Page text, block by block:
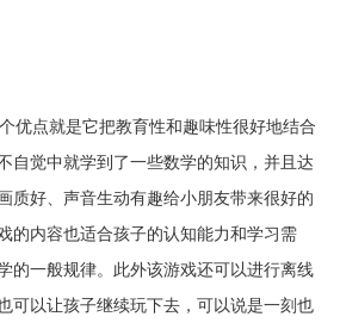
优点就是它把教育性和趣味性很好地结合
自觉中就学到了一些数学的知识，并且达
质好、声音生动有趣给小朋友带来很好的
的内容也适合孩子的认知能力和学习需
的一般规律。此外该游戏还可以进行离线
可以让孩子继续玩下去，可以说是一刻也